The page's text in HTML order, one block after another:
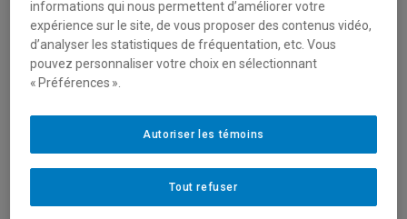
informations qui nous permettent d’améliorer votre
expérience sur le site, de vous proposer des contenus vidéo,
d’analyser les statistiques de fréquentation, etc. Vous
pouvez personnaliser votre choix en sélectionnant
« Préférences ».
Tout refuser
Autoriser les témoins